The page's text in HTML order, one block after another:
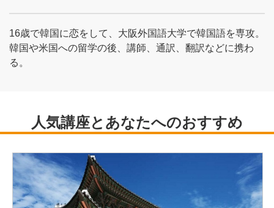
16歳で韓国に恋をして、大阪外国語大学で韓国語を専攻。
韓国や米国への留学の後、講師、通訳、翻訳などに携わ
る。